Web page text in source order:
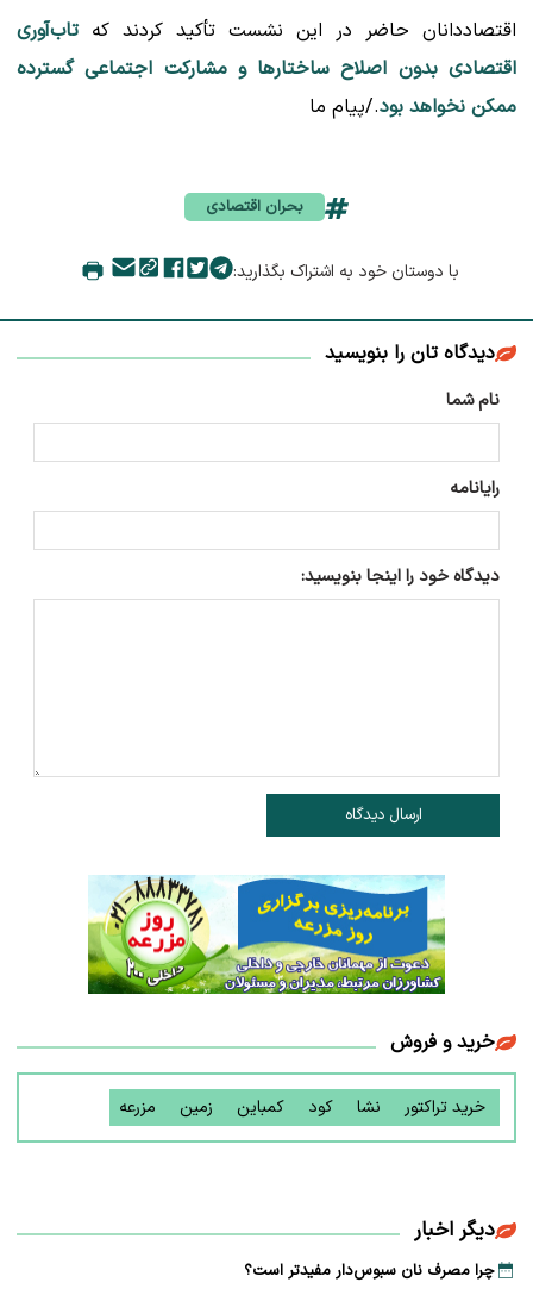
اقتصاددانان حاضر در این نشست تأکید کردند کهتاب‌آوری
اقتصادی بدون اصلاح ساختارها و مشارکت اجتماعی گسترده
ممکن نخواهد بود./پیام ما
بحران اقتصادی
با دوستان خود به اشتراک بگذارید:
دیدگاه تان را بنویسید
نام شما
رایانامه
دیدگاه خود را اینجا بنویسید:
ارسال دیدگاه
خرید و فروش
خرید تراکتور نشا کود کمباین زمین مزرعه
دیگر اخبار
چرا مصرف نان سبوس‌دار مفیدتر است؟